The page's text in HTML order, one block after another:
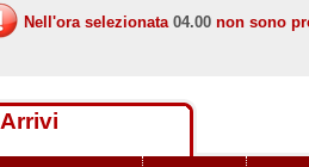
Nell'ora selezionata 04.00 non sono
Arrivi